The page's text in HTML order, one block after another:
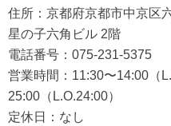
住所：京都府京都市中京区
星の子六角ビル 2階
電話番号：075-231-5375
営業時間：11:30〜14:00（
25:00（L.O.24:00）
定休日：なし